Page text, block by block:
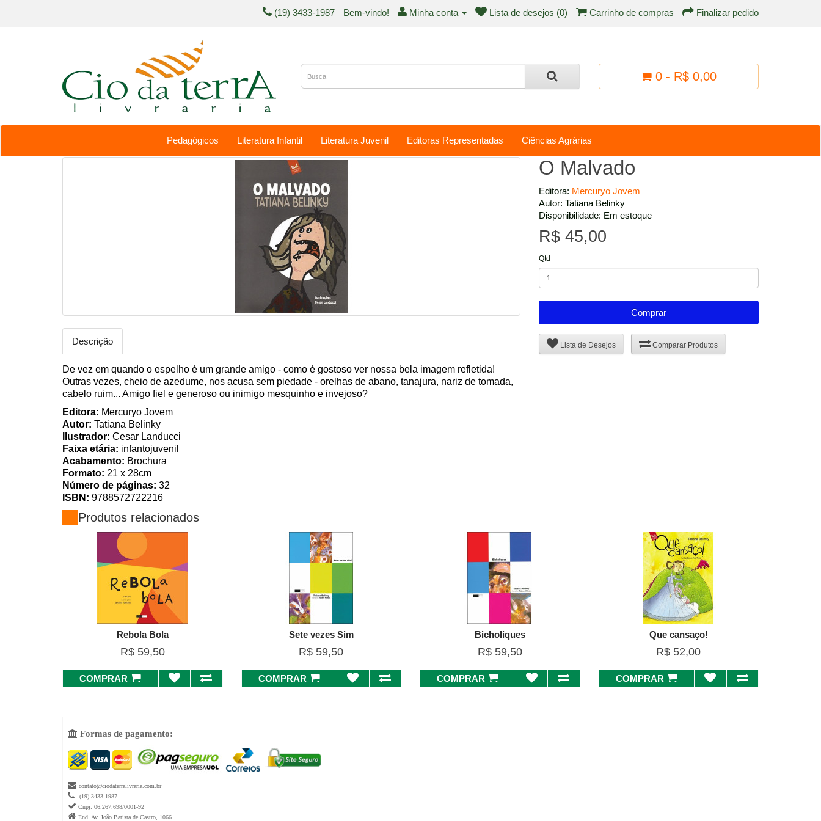
(19) 3433-1987 Bem-vindo! Minha conta Lista de desejos (0) Carrinho de compras Finalizar pedido
0 - R$ 0,00
Pedagógicos Literatura Infantil Literatura Juvenil Editoras Representadas Ciências Agrárias
Descrição
De vez em quando o espelho é um grande amigo - como é gostoso ver nossa bela imagem refletida!
Outras vezes, cheio de azedume, nos acusa sem piedade - orelhas de abano, tanajura, nariz de tomada,
cabelo ruim... Amigo fiel e generoso ou inimigo mesquinho e invejoso?
Editora: Mercuryo Jovem
Autor: Tatiana Belinky
Ilustrador: Cesar Landucci
Faixa etária: infantojuvenil
Acabamento: Brochura
Formato: 21 x 28cm
Número de páginas: 32
ISBN: 9788572722216
O Malvado
Editora: Mercuryo Jovem
Autor: Tatiana Belinky
Disponibilidade: Em estoque
R$ 45,00
Qtd
Comprar
Lista de Desejos Comparar Produtos
Produtos relacionados
Rebola Bola
R$ 59,50
COMPRAR
Sete vezes Sim
R$ 59,50
COMPRAR
Bicholiques
R$ 59,50
COMPRAR
Que cansaço!
R$ 52,00
COMPRAR
 Formas de pagamento:
 contato@ciodaterralivraria.com.br
 (19) 3433-1987
 Cnpj: 06.267.698/0001-92
 End. Av. João Batista de Castro, 1066